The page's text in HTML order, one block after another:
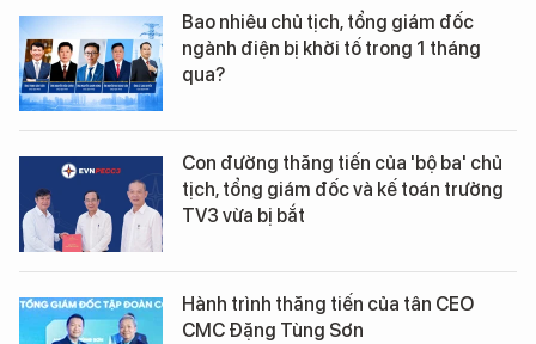
Bao nhiêu chủ tịch, tổng giám đốc
ngành điện bị khởi tố trong 1 tháng
qua?
Con đường thăng tiến của 'bộ ba' chủ
tịch, tổng giám đốc và kế toán trưởng
TV3 vừa bị bắt
Hành trình thăng tiến của tân CEO
CMC Đặng Tùng Sơn